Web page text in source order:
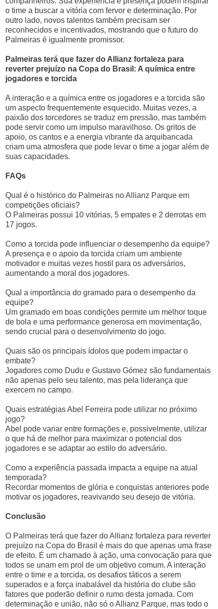
o time a buscar a vitória com fervor e determinação. Por
outro lado, novos talentos também precisam ser
reconhecidos e incentivados, mostrando que o futuro do
Palmeiras é igualmente promissor.
Palmeiras terá que fazer do Allianz fortaleza para
reverter prejuízo na Copa do Brasil: A química entre
jogadores e torcida
A interação e a química entre os jogadores e a torcida são
um aspecto frequentemente esquecido. Muitas vezes, a
paixão dos torcedores se traduz em pressão, mas também
pode servir como um impulso maravilhoso. Os gritos de
apoio, os cantos e a energia vibrante da arquibancada
criam uma atmosfera que pode levar o time a jogar além de
suas capacidades.
FAQs
Qual é o histórico do Palmeiras no Allianz Parque em
competições oficiais?
O Palmeiras possui 10 vitórias, 5 empates e 2 derrotas em
17 jogos.
Como a torcida pode influenciar o desempenho da equipe?
A presença e o apoio da torcida criam um ambiente
motivador e muitas vezes hostil para os adversários,
aumentando a moral dos jogadores.
Qual a importância do gramado para o desempenho da
equipe?
Um gramado em boas condições permite um melhor toque
de bola e uma performance generosa em movimentação,
sendo crucial para o desenvolvimento do jogo.
Quais são os principais ídolos que podem impactar o
embate?
Jogadores como Dudu e Gustavo Gómez são fundamentais
não apenas pelo seu talento, mas pela liderança que
exercem no campo.
Quais estratégias Abel Ferreira pode utilizar no próximo
jogo?
Abel pode variar entre formações e, possivelmente, utilizar
o que há de melhor para maximizar o potencial dos
jogadores e se adaptar ao estilo do adversário.
Como a experiência passada impacta a equipe na atual
temporada?
Recordar momentos de glória e conquistas anteriores pode
motivar os jogadores, reavivando seu desejo de vitória.
Conclusão
O Palmeiras terá que fazer do Allianz fortaleza para reverter
prejuízo na Copa do Brasil é mais do que apenas uma frase
de efeito. É um chamado à ação, uma convocação para que
todos se unam em prol de um objetivo comum. A interação
entre o time e a torcida, os desafios táticos a serem
superados e a força inabalável da história do clube são
fatores que poderão definir o rumo desta jornada. Com
determinação e união, não só o Allianz Parque, mas todo o